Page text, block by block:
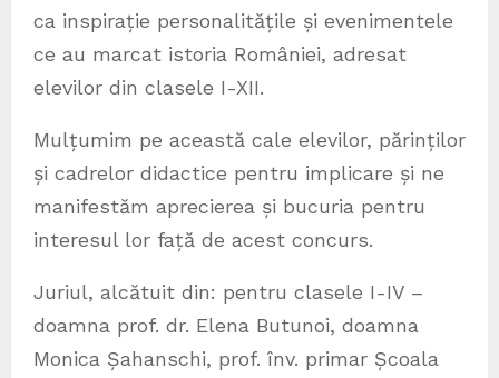
ca inspirație personalitățile și evenimentele
ce au marcat istoria României, adresat
elevilor din clasele I-XII.
Mulțumim pe această cale elevilor, părinților
și cadrelor didactice pentru implicare și ne
manifestăm aprecierea și bucuria pentru
interesul lor față de acest concurs.
Juriul, alcătuit din: pentru clasele I-IV –
doamna prof. dr. Elena Butunoi, doamna
Monica Șahanschi, prof. înv. primar Școala